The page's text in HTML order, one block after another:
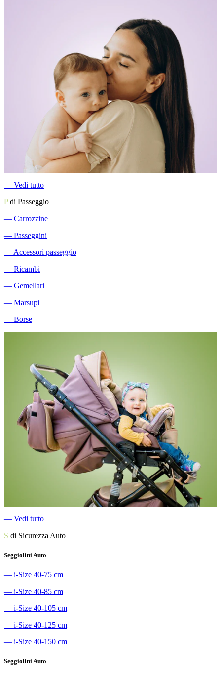
― Vedi tutto
Pdi Passeggio
― Carrozzine
― Passeggini
― Accessori passeggio
― Ricambi
― Gemellari
― Marsupi
― Borse
― Vedi tutto
S di Sicurezza Auto
Seggiolini Auto
― i-Size 40-75 cm
― i-Size 40-85 cm
― i-Size 40-105 cm
― i-Size 40-125 cm
― i-Size 40-150 cm
Seggiolini Auto